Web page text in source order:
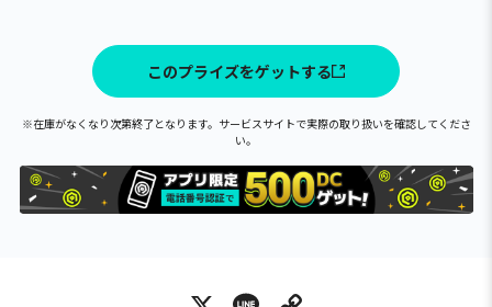
このプライズをゲットする
※在庫がなくなり次第終了となります。サービスサイトで実際の取り扱いを確認してくださ
い。